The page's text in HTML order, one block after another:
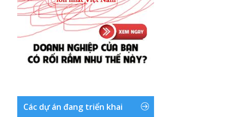
Các dự án đang triển khai